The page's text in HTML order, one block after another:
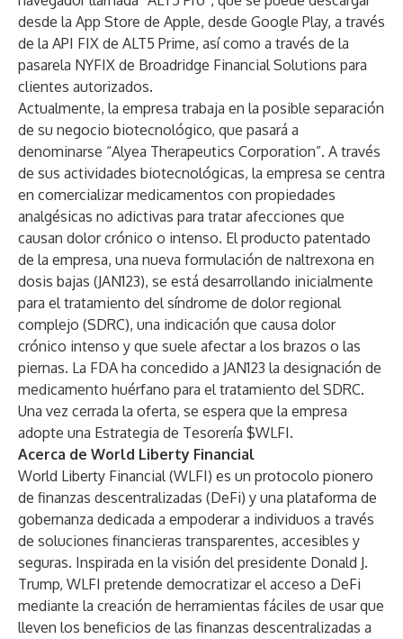
desde la App Store de Apple, desde Google Play, a través
de la API FIX de ALT5 Prime, así como a través de la
pasarela NYFIX de Broadridge Financial Solutions para
clientes autorizados.
Actualmente, la empresa trabaja en la posible separación
de su negocio biotecnológico, que pasará a
denominarse “Alyea Therapeutics Corporation”. A través
de sus actividades biotecnológicas, la empresa se centra
en comercializar medicamentos con propiedades
analgésicas no adictivas para tratar afecciones que
causan dolor crónico o intenso. El producto patentado
de la empresa, una nueva formulación de naltrexona en
dosis bajas (JAN123), se está desarrollando inicialmente
para el tratamiento del síndrome de dolor regional
complejo (SDRC), una indicación que causa dolor
crónico intenso y que suele afectar a los brazos o las
piernas. La FDA ha concedido a JAN123 la designación de
medicamento huérfano para el tratamiento del SDRC.
Una vez cerrada la oferta, se espera que la empresa
adopte una Estrategia de Tesorería $WLFI.
Acerca de World Liberty Financial
World Liberty Financial (WLFI) es un protocolo pionero
de finanzas descentralizadas (DeFi) y una plataforma de
gobernanza dedicada a empoderar a individuos a través
de soluciones financieras transparentes, accesibles y
seguras. Inspirada en la visión del presidente Donald J.
Trump, WLFI pretende democratizar el acceso a DeFi
mediante la creación de herramientas fáciles de usar que
lleven los beneficios de las finanzas descentralizadas a